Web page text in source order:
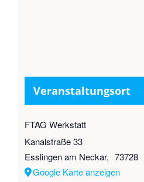
Veranstaltungsort
FTAG Werkstatt
Kanalstraße 33
Esslingen am Neckar, 73728
Google Karte anzeigen